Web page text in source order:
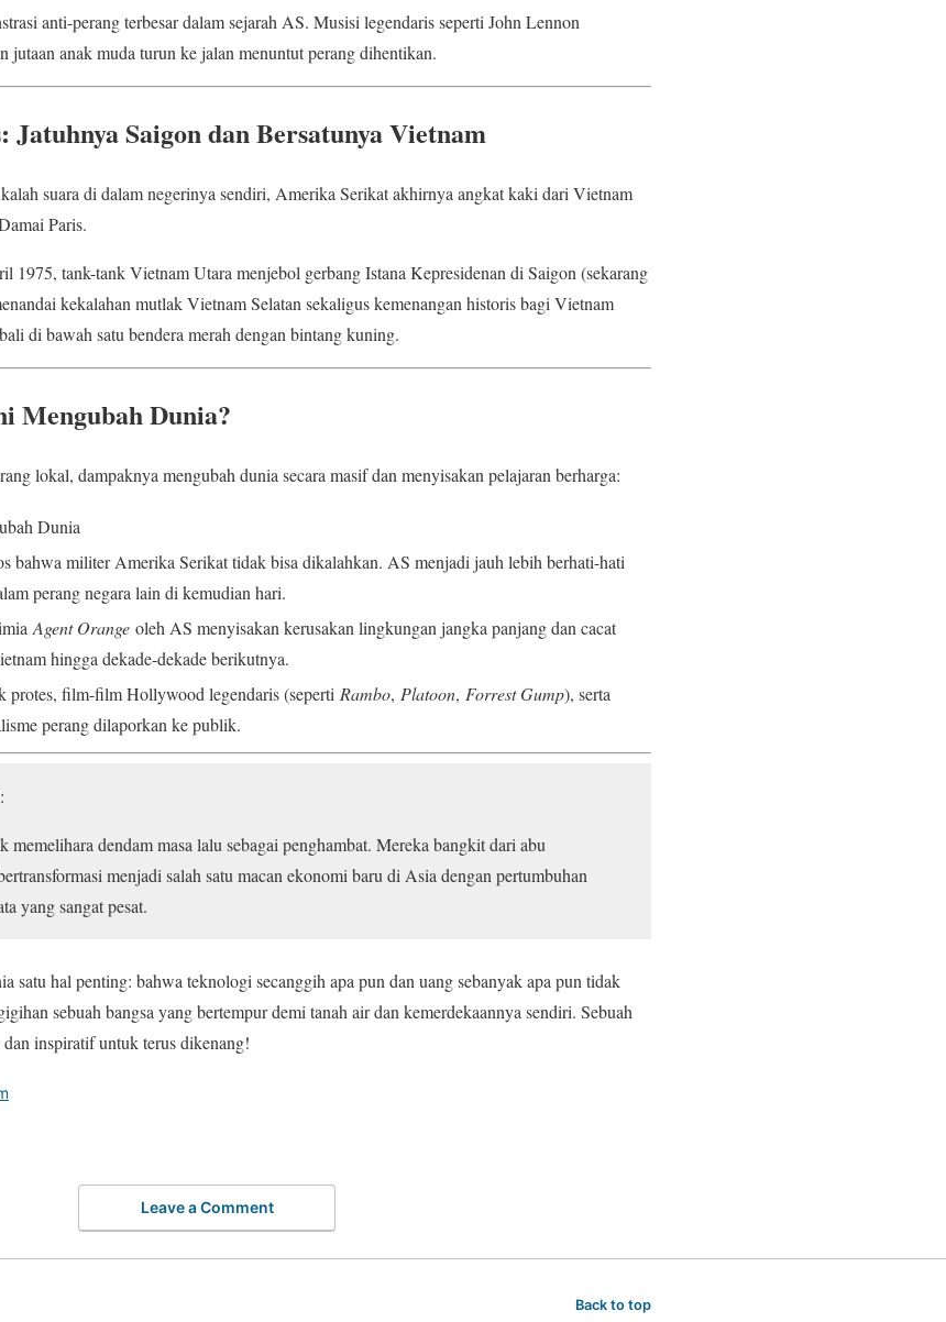
anti-perang terbesar dalam sejarah AS. Musisi legendaris seperti John Lennon
jutaan anak muda turun ke jalan menuntut perang dihentikan.
Saigon dan Bersatunya Vietnam
suara di dalam negerinya sendiri, Amerika Serikat akhirnya angkat kaki dari Vietnam
Paris.
1975, tank-tank Vietnam Utara menjebol gerbang Istana Kepresidenan di Saigon (sekarang
kekalahan mutlak Vietnam Selatan sekaligus kemenangan historis bagi Vietnam
di bawah satu bendera merah dengan bintang kuning.
Mengubah Dunia?
lokal, dampaknya mengubah dunia secara masif dan menyisakan pelajaran berharga:
Dunia
bahwa militer Amerika Serikat tidak bisa dikalahkan. AS menjadi jauh lebih berhati-hati
perang negara lain di kemudian hari.
Agent Orange oleh AS menyisakan kerusakan lingkungan jangka panjang dan cacat
hingga dekade-dekade berikutnya.
protes, film-film Hollywood legendaris (seperti Rambo, Platoon, Forrest Gump), serta
perang dilaporkan ke publik.
memelihara dendam masa lalu sebagai penghambat. Mereka bangkit dari abu
menjadi salah satu macan ekonomi baru di Asia dengan pertumbuhan
yang sangat pesat.
satu hal penting: bahwa teknologi secanggih apa pun dan uang sebanyak apa pun tidak
sebuah bangsa yang bertempur demi tanah air dan kemerdekaannya sendiri. Sebuah
inspiratif untuk terus dikenang!
Leave a Comment
Back to top